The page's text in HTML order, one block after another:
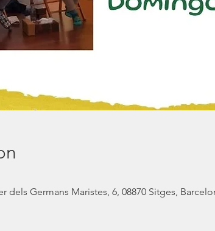
dels Germans Maristes, 6, 08870 Sitges,